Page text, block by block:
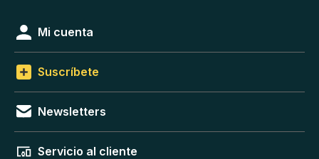
Mi cuenta
Suscríbete
Newsletters
Servicio al cliente